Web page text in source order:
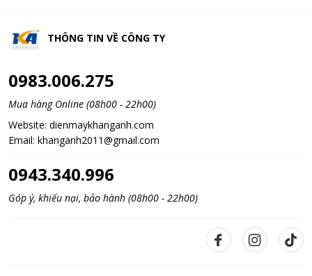
THÔNG TIN VỀ CÔNG TY
0983.006.275
Mua hàng Online (08h00 - 22h00)
Website: dienmaykhanganh.com
Email: khanganh2011@gmail.com
0943.340.996
Góp ý, khiếu nại, bảo hành (08h00 - 22h00)